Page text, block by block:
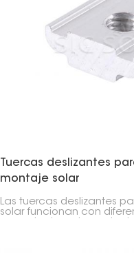
Tuercas deslizantes
montaje solar
Las tuercas deslizantes
solar funcionan con